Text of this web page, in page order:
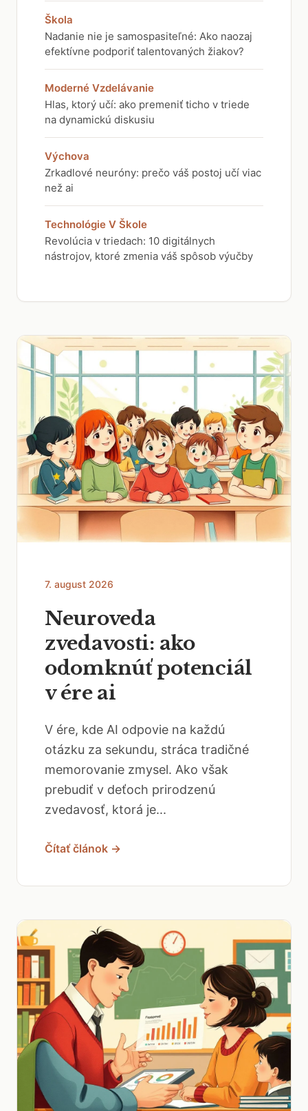
Škola
Nadanie nie je samospasiteľné: Ako naozaj
efektívne podporiť talentovaných žiakov?
Moderné Vzdelávanie
Hlas, ktorý učí: ako premeniť ticho v triede
na dynamickú diskusiu
Výchova
Zrkadlové neuróny: prečo váš postoj učí viac
než ai
Technológie V Škole
Revolúcia v triedach: 10 digitálnych
nástrojov, ktoré zmenia váš spôsob výučby
7. august 2026
Neuroveda
zvedavosti: ako
odomknúť potenciál
v ére ai
V ére, kde AI odpovie na každú
otázku za sekundu, stráca tradičné
memorovanie zmysel. Ako však
prebudiť v deťoch prirodzenú
zvedavosť, ktorá je...
Čítať článok →